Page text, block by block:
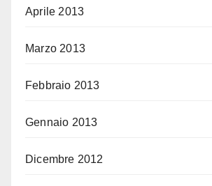
Aprile 2013
Marzo 2013
Febbraio 2013
Gennaio 2013
Dicembre 2012